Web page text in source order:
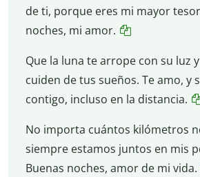
de ti, porque eres mi mayor
noches, mi amor.
Que la luna te arrope con su luz
cuiden de tus sueños. Te amo, y
contigo, incluso en la distancia.
No importa cuántos kilómetros
siempre estamos juntos en mis
Buenas noches, amor de mi vida.